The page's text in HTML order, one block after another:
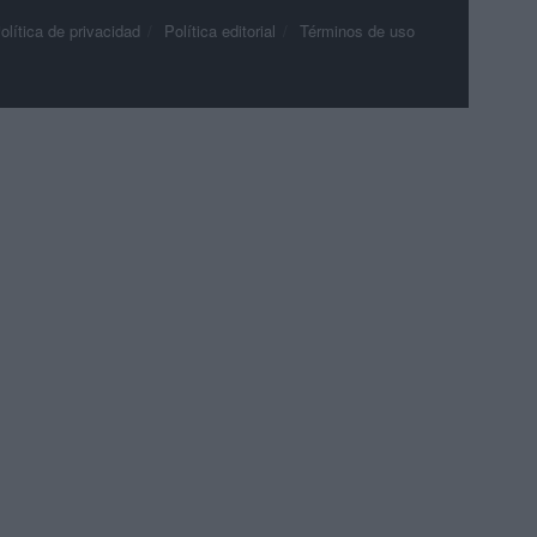
de privacidad Política editorial Términos de uso